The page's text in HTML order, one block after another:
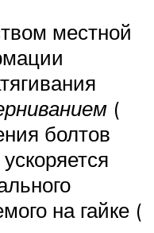
местной
(
болтов
на гайке (